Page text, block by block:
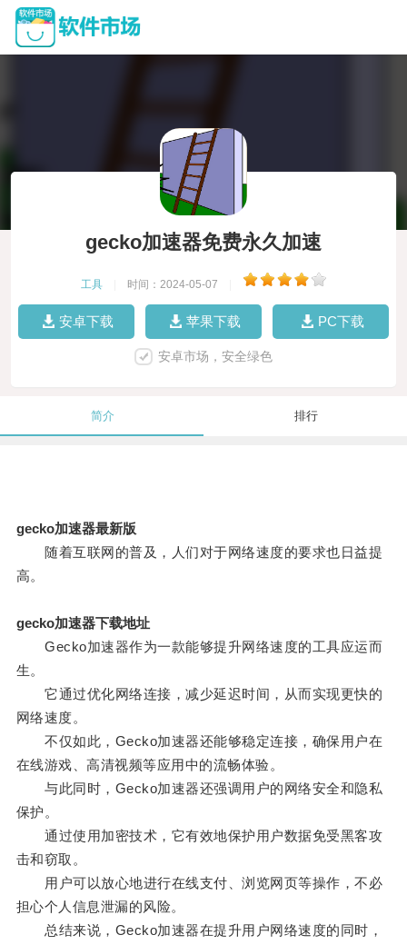
gecko加速器免费永久加速
工具 时间：2024-05-07
安卓下载 苹果下载 PC下载
安卓市场，安全绿色
简介 排行
gecko加速器最新版
随着互联网的普及，人们对于网络速度的要求也日益提
高。
gecko加速器下载地址
Gecko加速器作为一款能够提升网络速度的工具应运而
生。
它通过优化网络连接，减少延迟时间，从而实现更快的
网络速度。
不仅如此，Gecko加速器还能够稳定连接，确保用户在
在线游戏、高清视频等应用中的流畅体验。
与此同时，Gecko加速器还强调用户的网络安全和隐私
保护。
通过使用加密技术，它有效地保护用户数据免受黑客攻
击和窃取。
用户可以放心地进行在线支付、浏览网页等操作，不必
担心个人信息泄漏的风险。
总结来说，Gecko加速器在提升用户网络速度的同时，